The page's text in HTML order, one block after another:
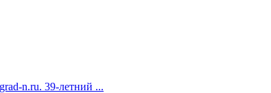
n.ru. 39-летний ...